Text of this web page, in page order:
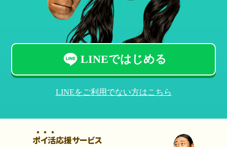
LINEではじめる
LINEをご利用でない方はこちら
ポイ活応援サービス